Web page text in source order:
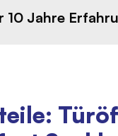
10 Jahre